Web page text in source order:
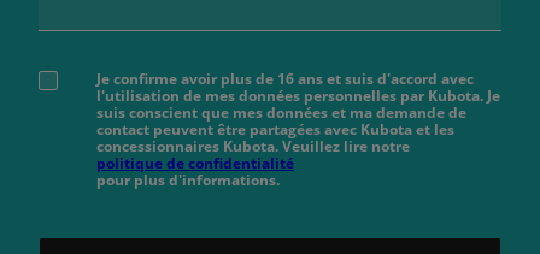
Je confirme avoir plus de 16 ans et suis d'accord avec
l'utilisation de mes données personnelles par Kubota. Je
suis conscient que mes données et ma demande de
contact peuvent être partagées avec Kubota et les
concessionnaires Kubota. Veuillez lire notre
politique de confidentialité
pour plus d'informations.